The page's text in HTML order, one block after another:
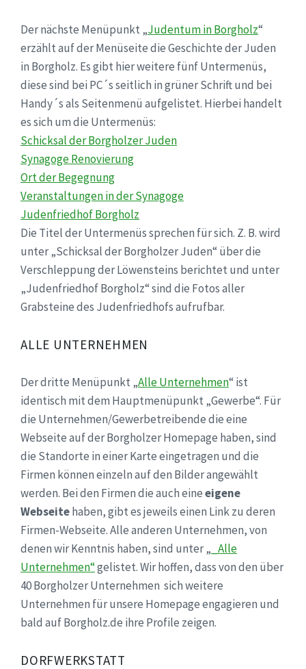
Der nächste Menüpunkt „Judentum in Borgholz“
erzählt auf der Menüseite die Geschichte der Juden
in Borgholz. Es gibt hier weitere fünf Untermenüs,
diese sind bei PC´s seitlich in grüner Schrift und bei
Handy´s als Seitenmenü aufgelistet. Hierbei handelt
es sich um die Untermenüs:
Schicksal der Borgholzer Juden
Synagoge Renovierung
Ort der Begegnung
Veranstaltungen in der Synagoge
Judenfriedhof Borgholz
Die Titel der Untermenüs sprechen für sich. Z. B. wird
unter „Schicksal der Borgholzer Juden“ über die
Verschleppung der Löwensteins berichtet und unter
„Judenfriedhof Borgholz“ sind die Fotos aller
Grabsteine des Judenfriedhofs aufrufbar.
ALLE UNTERNEHMEN
Der dritte Menüpunkt „Alle Unternehmen“ ist
identisch mit dem Hauptmenüpunkt „Gewerbe“. Für
die Unternehmen/Gewerbetreibende die eine
Webseite auf der Borgholzer Homepage haben, sind
die Standorte in einer Karte eingetragen und die
Firmen können einzeln auf den Bilder angewählt
werden. Bei den Firmen die auch eineeigene
Webseitehaben, gibt es jeweils einen Link zu deren
Firmen-Webseite. Alle anderen Unternehmen, von
denen wir Kenntnis haben, sind unter „ _Alle
Unternehmen“gelistet. Wir hoffen, dass von den über
40 Borgholzer Unternehmen sich weitere
Unternehmen für unsere Homepage engagieren und
bald auf Borgholz.de ihre Profile zeigen.
DORFWERKSTATT